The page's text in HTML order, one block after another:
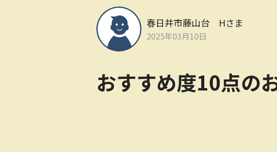
春日井市藤山台 Hさま
2025年03月10日
おすすめ度10点の